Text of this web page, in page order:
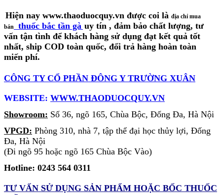
Hiện nay www.thaoduocquy.vn được coi là địa chỉ mua
bán
thuốc bắc tần gà uy tín , đảm bảo chất lượng, tư
vấn tận tình để khách hàng sử dụng đạt kết quả tốt
nhất, ship COD toàn quốc, đổi trả hàng hoàn toàn
miến phí.
CÔNG TY CỔ PHẦN ĐÔNG Y TRƯỜNG XUÂN
WEBSITE: WWW.THAODUOCQUY.VN
Showroom: Số 36, ngõ 165, Chùa Bộc, Đống Đa, Hà Nội
VPGD: Phòng 310, nhà 7, tập thể đại học thủy lợi, Đống
Đa, Hà Nội
(Đi ngõ 95 hoặc ngõ 165 Chùa Bộc Vào)
Hotline: 0243 564 0311
TƯ VẤN SỬ DỤNG SẢN PHẨM HOẶC BỐC THUỐC